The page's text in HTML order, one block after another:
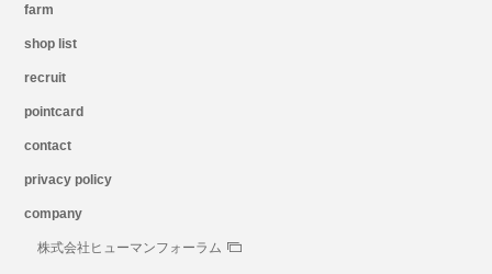
farm
shop list
recruit
pointcard
contact
privacy policy
company
株式会社ヒューマンフォーラム